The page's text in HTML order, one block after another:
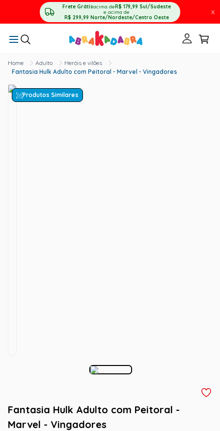
Frete Grátisacima deR$ 179,99 Sul/Sudeste
e acima de
R$ 299,99 Norte/Nordeste/Centro Oeste
X
Adulto
Heróis e vilões
Fantasia Hulk Adulto com Peitoral - Marvel - Vingadores
Produtos Similares
Fantasia Hulk Adulto com Peitoral -
Marvel - Vingadores